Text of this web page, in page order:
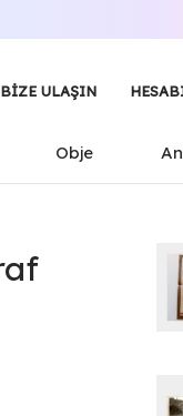
BIZE ULAŞIN
Obje